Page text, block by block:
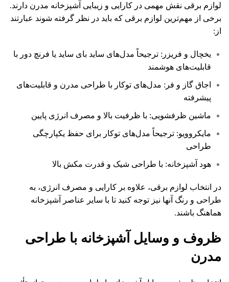
لوازم برقی نقش مهمی در کارایی و زیبایی آشپزخانه مدرن دارند.
برخی از مهم‌ترین لوازم برقی که باید در نظر گرفته شوند عبارتند
از:
یخچال و فریزر: ترجیحاً مدل‌های ساید بای ساید یا فرنچ دور با
قابلیت‌های هوشمند
اجاق گاز و فر: مدل‌های توکار با طراحی مدرن و قابلیت‌های
پیشرفته
ماشین ظرفشویی: با ظرفیت بالا و مصرف انرژی پایین
مایکروویو: ترجیحاً مدل‌های توکار برای حفظ یکپارچگی
طراحی
هود آشپزخانه: با طراحی شیک و قدرت مکش بالا
در انتخاب لوازم برقی، علاوه بر کارایی و مصرف انرژی، به
طراحی و رنگ آنها نیز توجه کنید تا با سایر عناصر آشپزخانه
هماهنگ باشند.
ظروف و وسایل آشپزخانه با طراحی
مدرن